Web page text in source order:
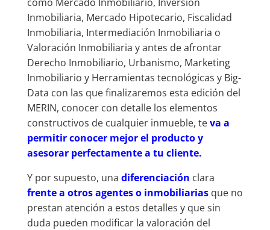
Inmobiliaria, Mercado Hipotecario, Fiscalidad
Inmobiliaria, Intermediación Inmobiliaria o
Valoración Inmobiliaria y antes de afrontar
Derecho Inmobiliario, Urbanismo, Marketing
Inmobiliario y Herramientas tecnológicas y Big-
Data con las que finalizaremos esta edición del
MERIN, conocer con detalle los elementos
constructivos de cualquier inmueble, teva a
permitir conocer mejor el producto y
asesorar perfectamente a tu cliente.
Y por supuesto, una diferenciación clara
frente a otros agentes o inmobiliarias que no
prestan atención a estos detalles y que sin
duda pueden modificar la valoración del